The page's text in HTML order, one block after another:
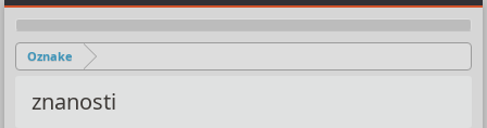
Oznake
znanosti